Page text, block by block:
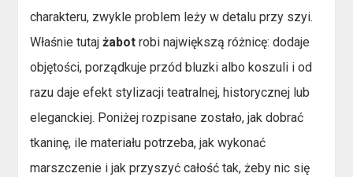
charakteru, zwykle problem leży w detalu przy szyi.
Właśnie tutajżabot robi największą różnicę: dodaje
objętości, porządkuje przód bluzki albo koszuli i od
razu daje efekt stylizacji teatralnej, historycznej lub
eleganckiej. Poniżej rozpisane zostało, jak dobrać
tkaninę, ile materiału potrzeba, jak wykonać
marszczenie i jak przyszyć całość tak, żeby nic się